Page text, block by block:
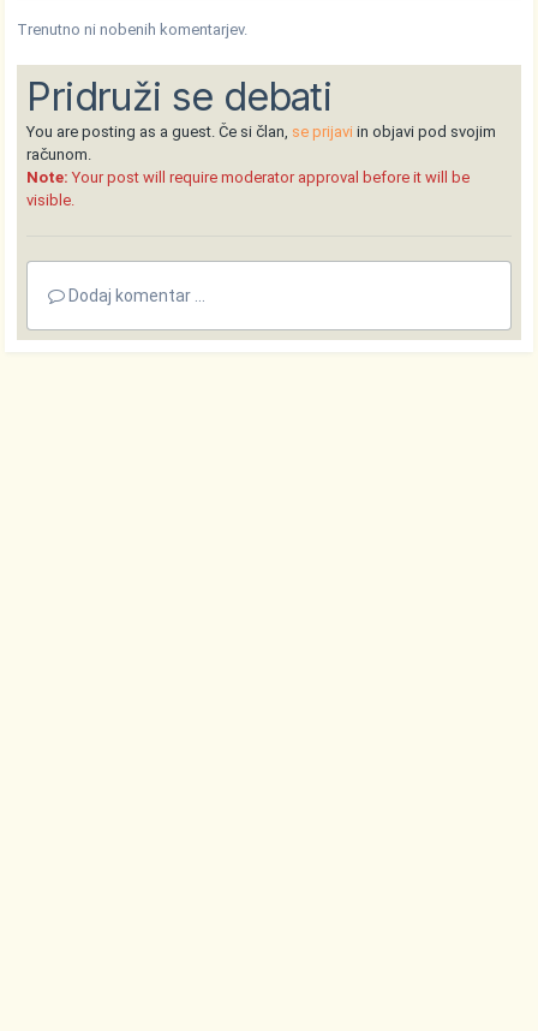
Trenutno ni nobenih komentarjev.
Pridruži se debati
You are posting as a guest. Če si član, se prijavi in objavi pod svojim
računom.
Note: Your post will require moderator approval before it will be
visible.
Dodaj komentar ...